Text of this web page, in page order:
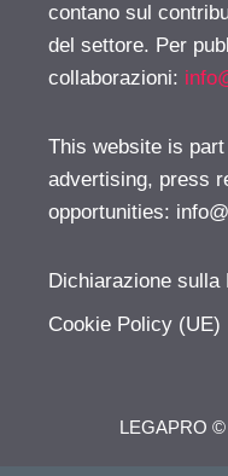
contano sul
del settore. Per
collaborazioni:
This website is
advertising, press
opportunities:
Dichiarazione sulla
Cookie Policy (UE)
LEGAPRO ©